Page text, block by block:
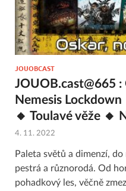
JOUOBCAST
JOUOB.cast@665
Nemesis
🔸 Toulavé věže 🔸
4. 11. 2022
Paleta světů a dimenzí,
pestrá a různorodá. Od
pohadkový les, věčně